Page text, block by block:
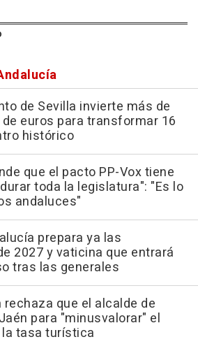
de Sevilla invierte más de
euros para transformar 16
histórico
que el pacto PP-Vox tiene
toda la legislatura": "Es lo
andaluces"
prepara ya las
2027 y vaticina que entrará
tras las generales
rechaza que el alcalde de
para "minusvalorar" el
tasa turística